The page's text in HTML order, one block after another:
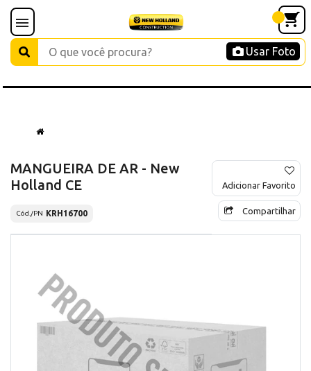
Usar Foto
MANGUEIRA DE AR - New
Holland CE
Cód./PN KRH16700
Adicionar Favorito
Compartilhar